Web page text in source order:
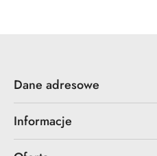
Dane adresowe
Informacje